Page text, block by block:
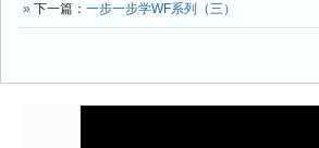
» 下一篇： 一步一步学WF系列（三）